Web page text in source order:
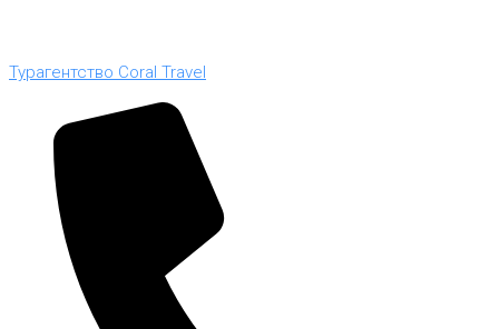
Турагентство Coral Travel